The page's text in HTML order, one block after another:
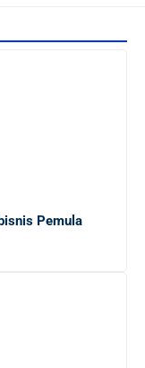
Nasional:
Kerja
Pemula